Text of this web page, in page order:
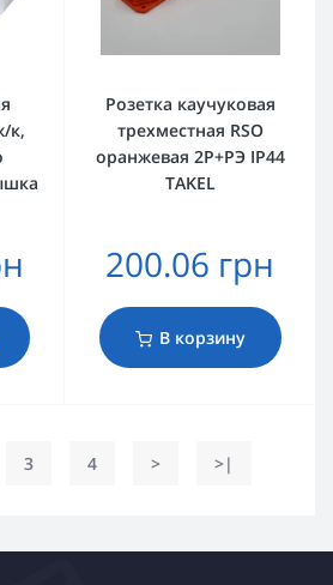
к,
Розетка каучуковая
трехместная RSO
оранжевая 2Р+РЭ IP44
TAKEL
200.06 грн
В корзину
3 4 > >|